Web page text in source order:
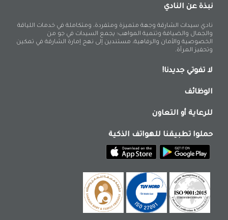
نبذة عن النادي
نادي سيدات الشارقة وجهة متميزة ومتفردة، ومتكاملة في خدمات اللياقة
والجمال والضيافة وتنمية المواهب؛ يجمع السيدات في جو من
الخصوصية والأمان والرفاهية، مستندين إلى نهج إمارة الشارقة في تمكين
وتحفيز المرأة.
لا تفوتي جديدنا!
الوظائف
للرعاية أو التعاون
حملوا تطبيقنا للهواتف الذكية